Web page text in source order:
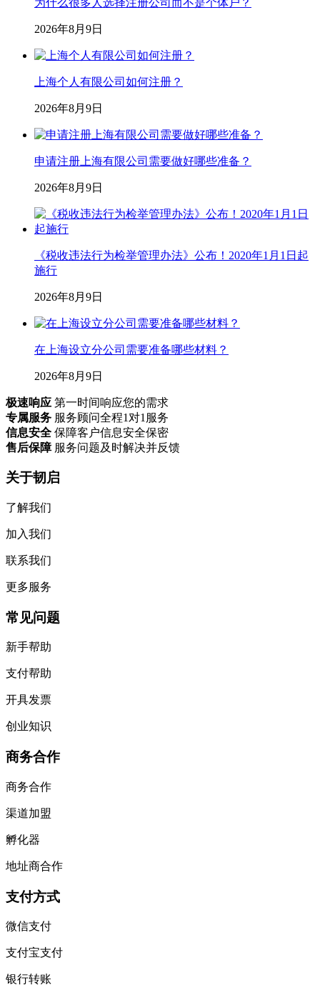
2026年8月9日
上海个人有限公司如何注册？
2026年8月9日
申请注册上海有限公司需要做好哪些准备？
2026年8月9日
《税收违法行为检举管理办法》公布！2020年1月1日起
施行
2026年8月9日
在上海设立分公司需要准备哪些材料？
2026年8月9日
极速响应 第一时间响应您的需求
专属服务 服务顾问全程1对1服务
信息安全 保障客户信息安全保密
售后保障 服务问题及时解决并反馈
关于韧启
了解我们
加入我们
联系我们
更多服务
常见问题
新手帮助
支付帮助
开具发票
创业知识
商务合作
商务合作
渠道加盟
孵化器
地址商合作
支付方式
微信支付
支付宝支付
银行转账